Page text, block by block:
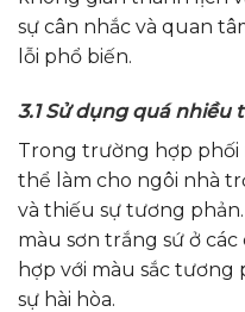
sự cân nhắc và quan
lỗi phổ biến.
3.1 Sử dụng quá nhiều
Trong trường hợp phối
thể làm cho ngôi nhà
và thiếu sự tương
màu sơn trắng sứ ở
hợp với màu sắc
sự hài hòa.